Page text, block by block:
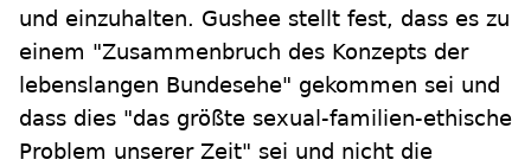
und einzuhalten. Gushee stellt fest, dass es zu
einem "Zusammenbruch des Konzepts der
lebenslangen Bundesehe" gekommen sei und
dass dies "das größte sexual-familien-ethische
Problem unserer Zeit" sei und nicht die